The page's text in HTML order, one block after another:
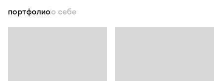
портфолиоо себе